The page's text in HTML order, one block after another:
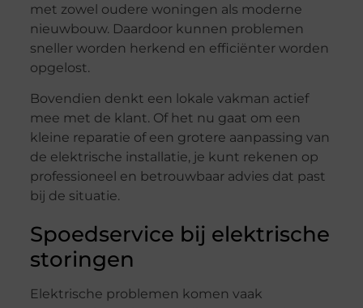
met zowel oudere woningen als moderne
nieuwbouw. Daardoor kunnen problemen
sneller worden herkend en efficiënter worden
opgelost.
Bovendien denkt een lokale vakman actief
mee met de klant. Of het nu gaat om een
kleine reparatie of een grotere aanpassing van
de elektrische installatie, je kunt rekenen op
professioneel en betrouwbaar advies dat past
bij de situatie.
Spoedservice bij elektrische
storingen
Elektrische problemen komen vaak